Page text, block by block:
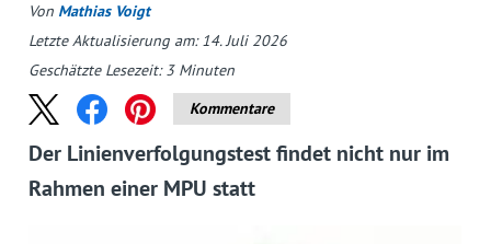
Von Mathias Voigt
Letzte Aktualisierung am: 14. Juli 2026
Geschätzte Lesezeit:3 Minuten
Kommentare
Der Linienverfolgungstest findet nicht nur im
Rahmen einer MPU statt